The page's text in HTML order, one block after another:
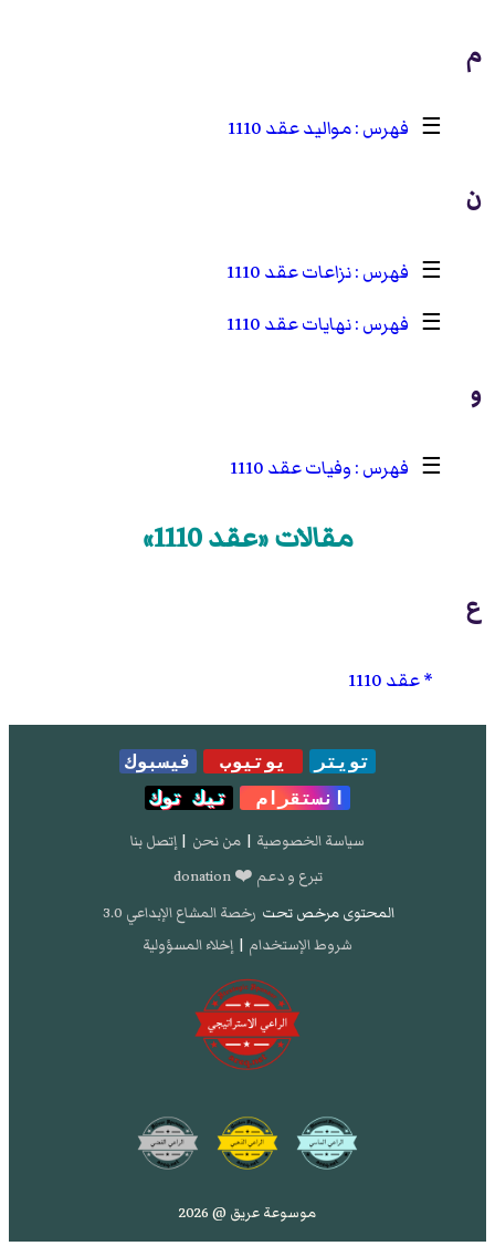
م
☰ مواليد عقد 1110
ن
☰
نزاعات عقد 1110
☰
نهايات عقد 1110
و
☰ وفيات عقد 1110
مقالات «عقد 1110»
ع
عقد 1110
تويتر يوتيوب
فيسبوك
انستقرام
تيك توك
سياسة الخصوصية | من نحن | إتصل بنا
تبرع و دعم ❤️ donation
المحتوى مرخص تحت رخصة المشاع الإبداعي 3.0
شروط الإستخدام | إخلاء المسؤولية
موسوعة عريق @ 2026